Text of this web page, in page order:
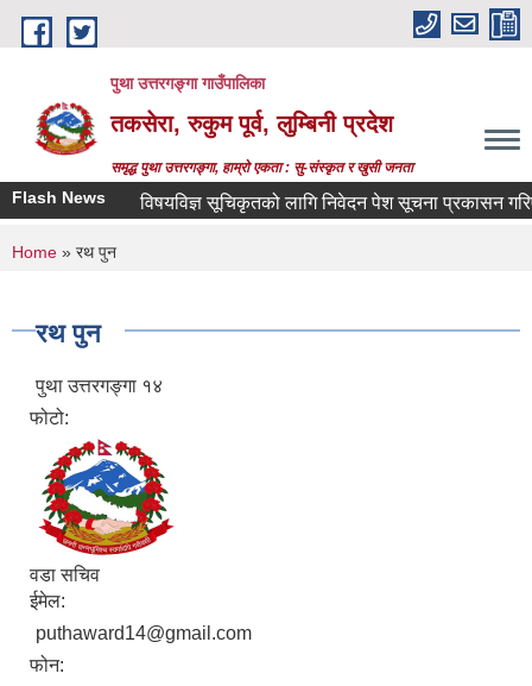
Skip to main content
पुथा उत्तरगङ्गा गाउँपालिका
तकसेरा, रुकुम पूर्व, लुम्बिनी प्रदेश
समृद्ध पुथा उत्तरगङ्गा, हाम्रो एकता : सु-संस्कृत र खुसी जनता
Flash News विषयविज्ञ सूचिकृतको लागि निवेदन पेश सूचना प्रकासन गरिएको
You are here
Home » रथ पुन
रथ पुन
पुथा उत्तरगङ्गा १४
फोटो:
वडा सचिव
ईमेल:
puthaward14@gmail.com
फोन: